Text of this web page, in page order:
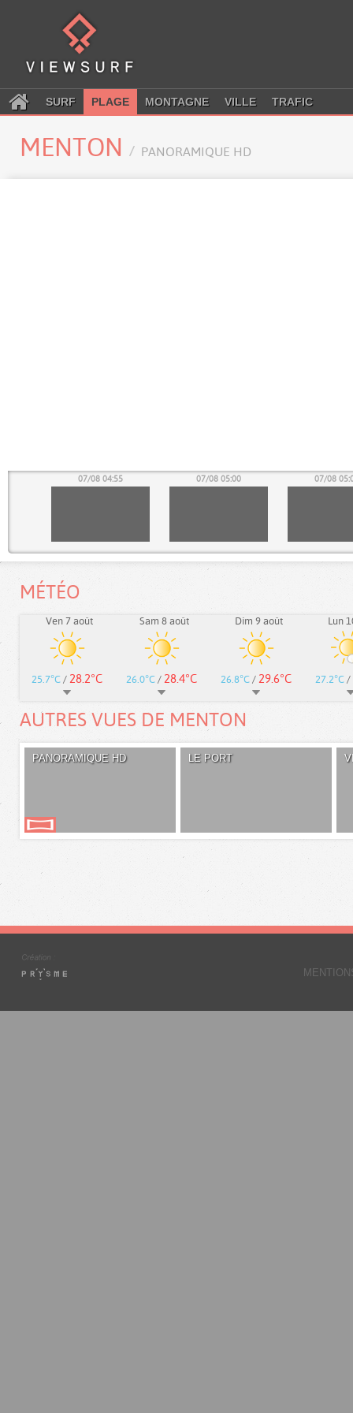
SURF PLAGE MONTAGNE VILLE TRAFIC
MENTON PANORAMIQUE HD
07/08 04:55 07/08 05:00 07/08
MÉTÉO
Ven 7 août
25.7°C / 28.2°C
Sam 8 août
26.0°C / 28.4°C
Dim 9 août
26.8°C / 29.6°C
Lun
27.2°C /
AUTRES VUES DE MENTON
PANORAMIQUE HD LE PORT